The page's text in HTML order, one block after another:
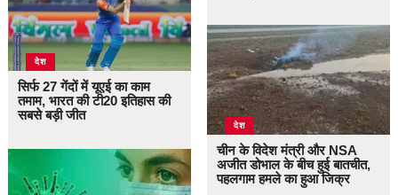
देश
सिर्फ 27 गेंदों में यूएई का काम
तमाम, भारत की टी20 इतिहास की
सबसे बड़ी जीत
देश
चीन के विदेश मंत्री और NSA
अजीत डोभाल के बीच हुई बातचीत,
पहलगाम हमले का हुआ जिक्र